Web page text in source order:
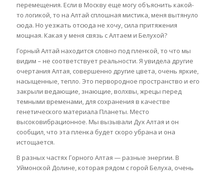
перемещения. Если в Москву еще могу объяснить какой-
то логикой, то на Алтай сплошная мистика, меня вытянуло
сюда. Но уезжать отсюда не хочу, сила притяжения
мощная. Какая у меня связь с Алтаем и Белухой?
Горный Алтай находится словно под пленкой, то что мы
видим – не соответствует реальности. Я увидела другие
очертания Алтая, совершенно другие цвета, очень яркие,
насыщенные, тепло. Это первородное пространство и его
закрыли ведающие, знающие, волхвы, жрецы перед
темными временами, для сохранения в качестве
генетического материала Планеты. Место
высоковибрационное. Мы вызывали Дух Алтая и он
сообщил, что эта пленка будет скоро убрана и она
истощается.
В разных частях Горного Алтая — разные энергии. В
Уймонской Долине, которая рядом с горой Белуха, очень